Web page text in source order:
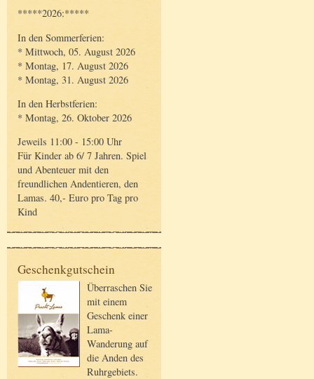
*****2026:*****
In den Sommerferien:
* Mittwoch, 05. August 2026
* Montag, 17. August 2026
* Montag, 31. August 2026
In den Herbstferien:
* Montag, 26. Oktober 2026
Jeweils 11:00 - 15:00 Uhr
Für Kinder ab 6/ 7 Jahren. Spiel
und Abenteuer mit den
freundlichen Andentieren, den
Lamas. 40,- Euro pro Tag pro
Kind
Geschenkgutschein
Überraschen Sie
mit einem
Geschenk einer
Lama-
Wanderung auf
die Anden des
Ruhrgebiets.